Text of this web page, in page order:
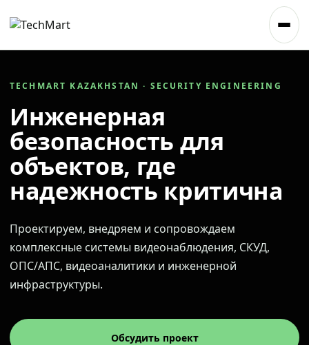
TECHMART KAZAKHSTAN · SECURITY ENGINEERING
Инженерная
безопасность для
объектов, где
надежность критична
Проектируем, внедряем и сопровождаем
комплексные системы видеонаблюдения, СКУД,
ОПС/АПС, видеоаналитики и инженерной
инфраструктуры.
Обсудить проект